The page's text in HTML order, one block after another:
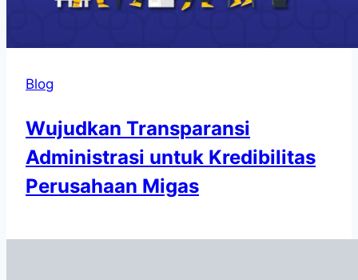
Blog
Wujudkan Transparansi
Administrasi untuk Kredibilitas
Perusahaan Migas